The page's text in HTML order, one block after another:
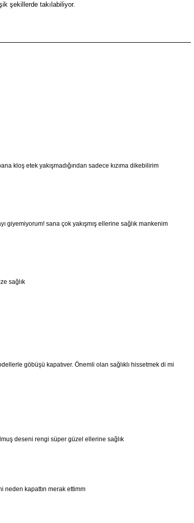
şekillerde takılabiliyor.
kloş etek yakışmadığından sadece kızıma dikebilirim
giyemiyorum! sana çok yakışmış ellerine sağlık mankenim
sağlık
göbüşü kapatıver. Önemli olan sağlıklı hissetmek di mi
deseni rengi süper güzel ellerine sağlık
neden kapattın merak ettimm